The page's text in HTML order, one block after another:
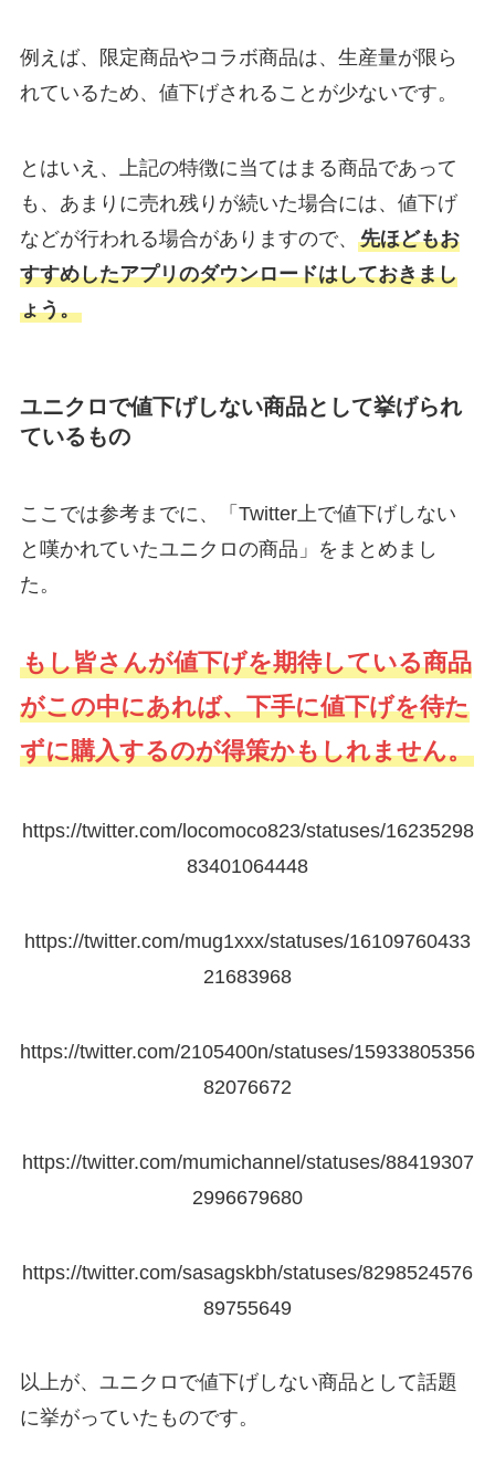
例えば、限定商品やコラボ商品は、生産量が限ら
れているため、値下げされることが少ないです。
とはいえ、上記の特徴に当てはまる商品であって
も、あまりに売れ残りが続いた場合には、値下げ
などが行われる場合がありますので、 先ほどもお
すすめしたアプリのダウンロードはしておきまし
ょう。
ユニクロで値下げしない商品として挙げられ
ているもの
ここでは参考までに、「Twitter上で値下げしない
と嘆かれていたユニクロの商品」をまとめまし
た。
もし皆さんが値下げを期待している商品
がこの中にあれば、下手に値下げを待た
ずに購入するのが得策かもしれません。
https://twitter.com/locomoco823/statuses/16235298
83401064448
https://twitter.com/mug1xxx/statuses/16109760433
21683968
https://twitter.com/2105400n/statuses/15933805356
82076672
https://twitter.com/mumichannel/statuses/88419307
2996679680
https://twitter.com/sasagskbh/statuses/8298524576
89755649
以上が、ユニクロで値下げしない商品として話題
に挙がっていたものです。